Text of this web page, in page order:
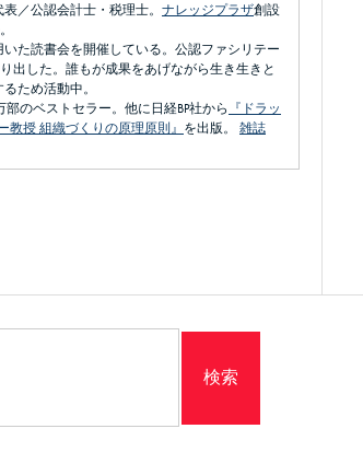
表／公認会計士・税理士。 ナレッジプラザ創設
た読書会を開催している。公認ファシリテー
出した。誰もが成果をあげながら生き生きと
ため活動中。
のベストセラー。他に日経BP社から 『ドラッ
教授 組織づくりの原理原則』 を出版。 雑誌